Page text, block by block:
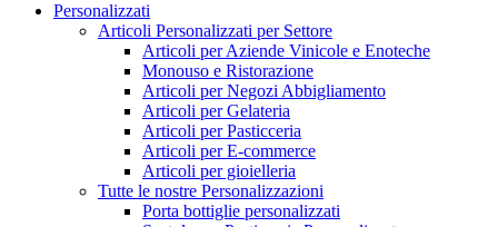
Personalizzati
Articoli Personalizzati per Settore
Articoli per Aziende Vinicole e Enoteche
Monouso e Ristorazione
Articoli per Negozi Abbigliamento
Articoli per Gelateria
Articoli per Pasticceria
Articoli per E-commerce
Articoli per gioielleria
Tutte le nostre Personalizzazioni
Porta bottiglie personalizzati